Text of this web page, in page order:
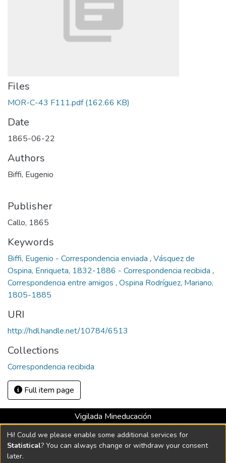
Files
MOR-C-43 F111.pdf(162.66 KB)
Date
1865-06-22
Authors
Biffi, Eugenio
Publisher
Callo, 1865
Keywords
Biffi, Eugenio - Correspondencia enviada , Vásquez de
Ospina, Enriqueta, 1832-1886 - Correspondencia recibida ,
Correspondencia entre amigos , Ospina Rodríguez, Mariano,
1805-1885
URI
http://hdl.handle.net/10784/6513
Collections
Correspondencia recibida
Full item page
Vigilada Mineducación
Universidad con Acreditación Institucional hasta 2026 -
Resolución MEN 2158 de 2018
Hi! Could we please enable some additional services for
Statistical? You can always change or withdraw your consent
later.